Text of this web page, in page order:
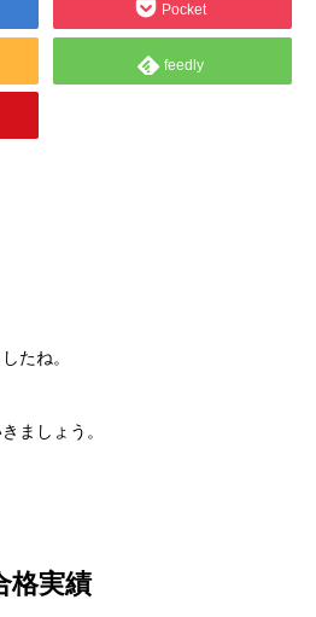
Pocket
feedly
たね。
ましょう。
格実績